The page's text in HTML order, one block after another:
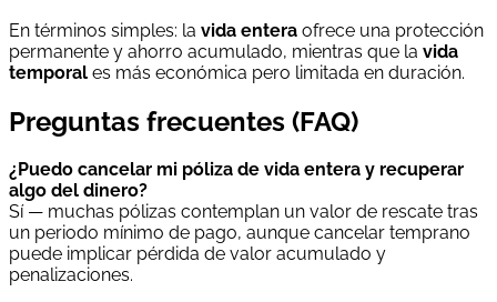
En términos simples: la vida entera ofrece una protección
permanente y ahorro acumulado, mientras que la vida
temporal es más económica pero limitada en duración.
Preguntas frecuentes (FAQ)
¿Puedo cancelar mi póliza de vida entera y recuperar
algo del dinero?
Sí — muchas pólizas contemplan un valor de rescate tras
un periodo mínimo de pago, aunque cancelar temprano
puede implicar pérdida de valor acumulado y
penalizaciones.